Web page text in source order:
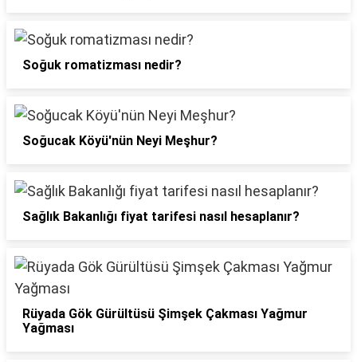
Soğuk romatizması nedir?
Soğucak Köyü'nün Neyi Meşhur?
Sağlık Bakanlığı fiyat tarifesi nasıl hesaplanır?
Rüyada Gök Gürültüsü Şimşek Çakması Yağmur
Yağması